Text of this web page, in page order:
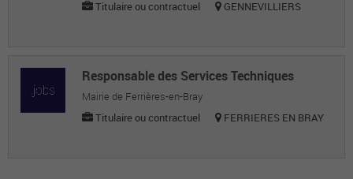
Titulaire ou contractuel
GENNEVILLIERS
Responsable des Services Techniques
Mairie de Ferrières-en-Bray
Titulaire ou contractuel
FERRIERES EN BRAY